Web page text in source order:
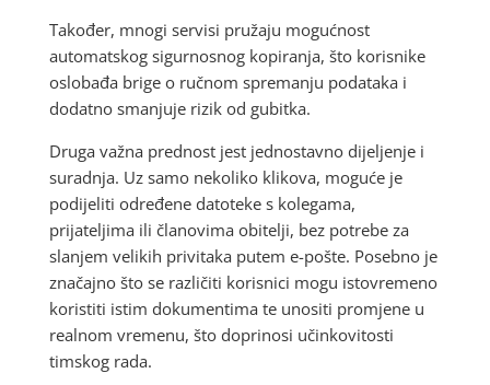
Također, mnogi servisi pružaju mogućnost
automatskog sigurnosnog kopiranja, što korisnike
oslobađa brige o ručnom spremanju podataka i
dodatno smanjuje rizik od gubitka.
Druga važna prednost jest jednostavno dijeljenje i
suradnja. Uz samo nekoliko klikova, moguće je
podijeliti određene datoteke s kolegama,
prijateljima ili članovima obitelji, bez potrebe za
slanjem velikih privitaka putem e-pošte. Posebno je
značajno što se različiti korisnici mogu istovremeno
koristiti istim dokumentima te unositi promjene u
realnom vremenu, što doprinosi učinkovitosti
timskog rada.